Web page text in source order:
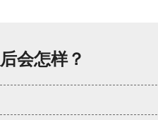
会怎样？